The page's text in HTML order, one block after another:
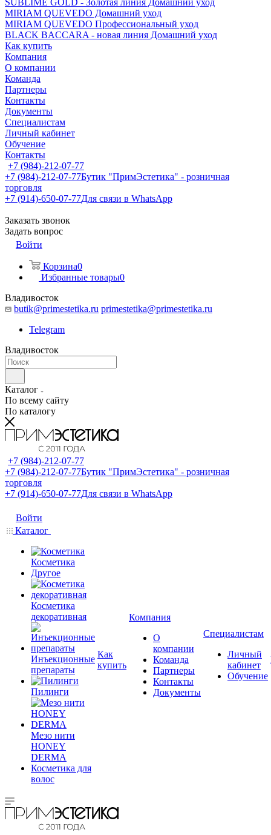
SUBLIME GOLD - Золотая линия Домашний уход
MIRIAM QUEVEDO Домашний уход
MIRIAM QUEVEDO Профессиональный уход
BLACK BACCARA - новая линия Домашний уход
Как купить
Компания
О компании
Команда
Партнеры
Контакты
Документы
Специалистам
Личный кабинет
Обучение
Контакты
+7 (984)-212-07-77
+7 (984)-212-07-77Бутик "ПримЭстетика" - розничная
торговля
+7 (914)-650-07-77Для связи в WhatsApp
Заказать звонок
Задать вопрос
Войти
Корзина0
Избранные товары0
Владивосток
butik@primestetika.ru primestetika@primestetika.ru
Telegram
Владивосток
Каталог
По всему сайту
По каталогу
+7 (984)-212-07-77
+7 (984)-212-07-77Бутик "ПримЭстетика" - розничная
торговля
+7 (914)-650-07-77Для связи в WhatsApp
Войти
Каталог
Косметика
Другое
Косметика
декоративная
Инъекционные
препараты
Пилинги
Мезо нити
HONEY
DERMA
Косметика для
волос
Как
купить
Компания
О
компании
Команда
Партнеры
Контакты
Документы
Специалистам
Личный
кабинет
Обучение